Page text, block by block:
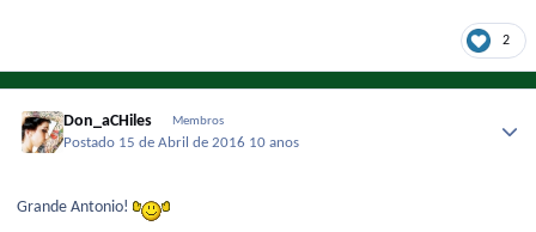
2
Don_aCHiles Membros
Postado 15 de Abril de 2016 10 anos
Grande Antonio!